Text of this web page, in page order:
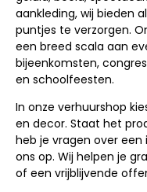
aankleding, wij bieden
puntjes te verzorgen.
een breed scala aan
bijeenkomsten,
en schoolfeesten.
In onze verhuurshop
en decor. Staat het
heb je vragen over
ons op. Wij helpen je
of een vrijblijvende